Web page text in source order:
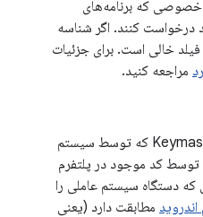
که برنامه‌های
درخواست کنند. اگر شناسه
خالی است. برای جزئیات
مراجعه کنید.
KeyMint یا Keymaster که توسط سیستم
توسط کد موجود در پلتفرم
که دستگاه سیستم عاملی را
مطابقت دارد (یعنی